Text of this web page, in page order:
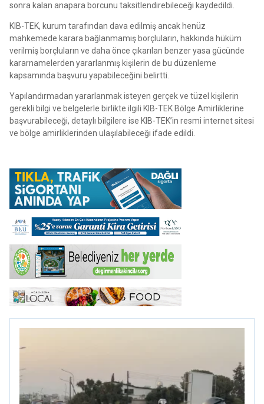
sonra kalan anapara borcunu taksitlendirebileceği kaydedildi.
KIB-TEK, kurum tarafından dava edilmiş ancak henüz
mahkemede karara bağlanmamış borçluların, hakkında hüküm
verilmiş borçluların ve daha önce çıkarılan benzer yasa gücünde
kararnamelerden yararlanmış kişilerin de bu düzenleme
kapsamında başvuru yapabileceğini belirtti.
Yapılandırmadan yararlanmak isteyen gerçek ve tüzel kişilerin
gerekli bilgi ve belgelerle birlikte ilgili KIB-TEK Bölge Amirliklerine
başvurabileceği, detaylı bilgilere ise KIB-TEK’in resmi internet sitesi
ve bölge amirliklerinden ulaşılabileceği ifade edildi.